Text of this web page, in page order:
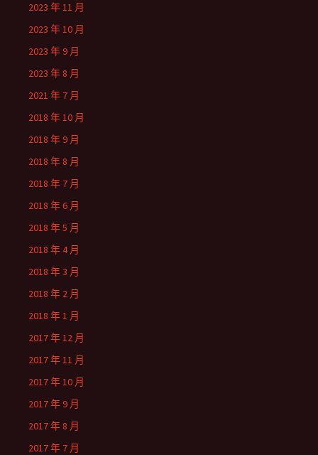
2023 年 11 月
2023 年 10 月
2023 年 9 月
2023 年 8 月
2021 年 7 月
2018 年 10 月
2018 年 9 月
2018 年 8 月
2018 年 7 月
2018 年 6 月
2018 年 5 月
2018 年 4 月
2018 年 3 月
2018 年 2 月
2018 年 1 月
2017 年 12 月
2017 年 11 月
2017 年 10 月
2017 年 9 月
2017 年 8 月
2017 年 7 月